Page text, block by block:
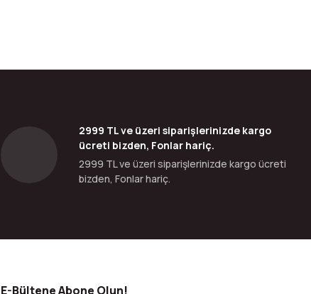
2999 TL ve üzeri siparişlerinizde kargo
ücreti bizden, Fonlar hariç.
2999 TL ve üzeri siparişlerinizde kargo ücreti
bizden, Fonlar hariç.
E-Bültene Abone Olun!